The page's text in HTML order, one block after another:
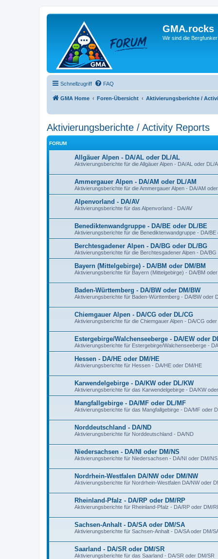
GMA.rocks
Wir sind die Bergfunker
Schnellzugriff FAQ
GMA Home Foren-Übersicht Aktivierungsberichte /
Aktivierungsberichte / Activity Reports
FORUM
Allgäuer Alpen - DA/AL oder DL/AL
Aktivierungsberichte für die Allgäuer Alpen - DA/AL oder DL/
Ammergauer Alpen - DA/AM oder DL/AM
Aktivierungsberichte für die Ammergauer Alpen - DA/AM
Alpenvorland - DA/AV
Aktivierungsberichte für das Alpenvorland - DA/AV
Benediktenwandgruppe - DA/BE oder DL/BE
Aktivierungsberichte für die Benediktenwandgruppe - DA/BE
Berchtesgadener Alpen - DA/BG oder DL/BG
Aktivierungsberichte für die Berchtesgadener Alpen - DA/BG
Bayern (Mittelgebirge) - DA/BM oder DM/BM
Aktivierungsberichte für Bayern (Mittelgebirge) - DA/BM
Baden-Württemberg - DA/BW oder DM/BW
Aktivierungsberichte für Baden-Württemberg - DA/BW oder
Chiemgauer Alpen - DA/CG oder DL/CG
Aktivierungsberichte für die Chiemgauer Alpen - DA/CG
Estergebirge/Walchenseeberge - DA/EW oder
Aktivierungsberichte für Estergebirge/Walchenseeberge -
Hessen - DA/HE oder DM/HE
Aktivierungsberichte für Hessen - DA/HE oder DM/HE
Karwendelgebirge - DA/KW oder DL/KW
Aktivierungsberichte für das Karwendelgebirge - DA/KW
Mangfallgebirge - DA/MF oder DL/MF
Aktivierungsberichte für das Mangfallgebirge - DA/MF oder
Norddeutschland - DA/ND
Aktivierungsberichte für Norddeutschland - DA/ND
Niedersachsen - DA/NI oder DM/NS
Aktivierungsberichte für Niedersachsen - DA/NI oder DM/NS
Nordrhein-Westfalen DA/NW oder DM/NW
Aktivierungsberichte für Nordrhein-Westfalen DA/NW oder
Rheinland-Pfalz - DA/RP oder DM/RP
Aktivierungsberichte für Rheinland-Pfalz - DA/RP oder DM/
Sachsen-Anhalt - DA/SA oder DM/SA
Aktivierungsberichte für Sachsen-Anhalt - DA/SA oder DM/
Saarland - DA/SR oder DM/SR
Aktivierungsberichte für das Saarland - DA/SR oder DM/SR